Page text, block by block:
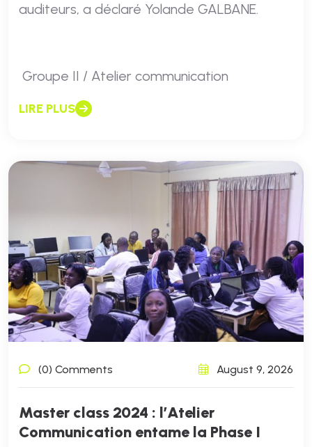
auditeurs, a déclaré Yolande GALBANE.
Groupe II / Atelier communication
LIRE PLUS
(0) Comments August 9, 2026
Master class 2024 : l’Atelier
Communication entame la Phase I